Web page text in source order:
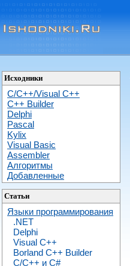
Исходники
C/C++/Visual C++
С++ Builder
Delphi
Pascal
Kylix
Visual Basic
Assembler
Алгоритмы
Добавленные
Статьи
Языки программирования
.NET
Delphi
Visual C++
Borland C++ Builder
C/С++ и C#